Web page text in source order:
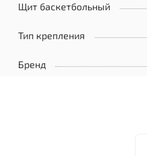
Щит баскетбольный
Тип крепления
Бренд